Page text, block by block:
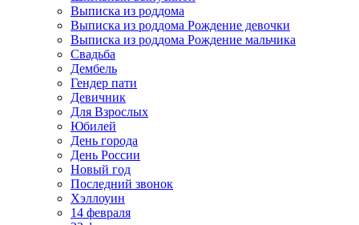
Выписка из роддома
Выписка из роддома Рождение девочки
Выписка из роддома Рождение мальчика
Свадьба
Дембель
Гендер пати
Девичник
Для Взрослых
Юбилей
День города
День России
Новый год
Последний звонок
Хэллоуин
14 февраля